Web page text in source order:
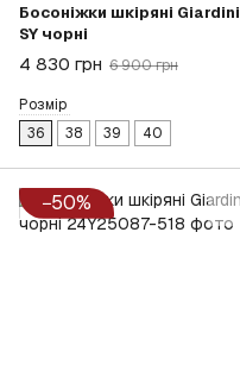
Босоніжки шкіряні Giardini
SY чорні
4 830 грн 6 900 грн
Розмір
36
38 39 40
−50%